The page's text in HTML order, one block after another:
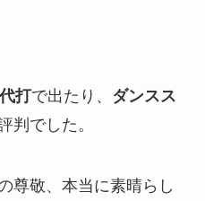
打で出たり、 ダンスス
判でした。
尊敬、本当に素晴らし